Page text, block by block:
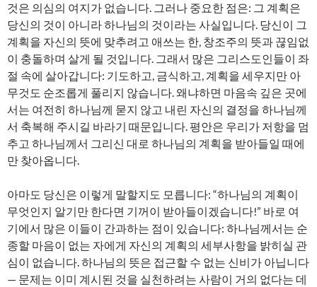
것은 의심의 여지가 없습니다. 그러나 중요한 점은: 그 계획은
당신의 것이 아니라 하나님의 것이라는 사실입니다. 당신이 그
계획을 자신의 뜻에 맞추려고 애쓰는 한, 창조주의 뜻과 끊임없
이 충돌하며 살게 될 것입니다. 그래서 많은 그리스도인들이 좌
절 속에 살아갑니다: 기도하고, 금식하고, 계획을 세우지만 아
무것도 순조롭게 풀리지 않습니다. 왜냐하면 마음속 깊은 곳에
서는 여전히 하나님께 묻지 않고 내린 자신의 결정을 하나님께
서 축복해 주시길 바라기 때문입니다. 평안은 우리가 저항을 멈
추고 하나님께서 그리신 대로 하나님의 계획을 받아들일 때에
만 찾아옵니다.
아마도 당신은 이렇게 말할지도 모릅니다: “하나님의 계획이
무엇인지 알기만 한다면 기꺼이 받아들이겠습니다!” 바로 여
기에서 많은 이들이 간과하는 점이 있습니다: 하나님께서는 순
종할 마음이 없는 자에게 자신의 계획의 세부사항을 밝히실 관
심이 없습니다. 하나님의 뜻은 접근할 수 없는 신비가 아닙니다
— 문제는 이미 계시된 것을 실천하려는 사람이 거의 없다는 데